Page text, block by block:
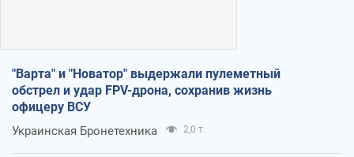
"Варта" и "Новатор" выдержали пулеметный
обстрел и удар FPV-дрона, сохранив жизнь
офицеру ВСУ
Украинская Бронетехника 2,0 т.